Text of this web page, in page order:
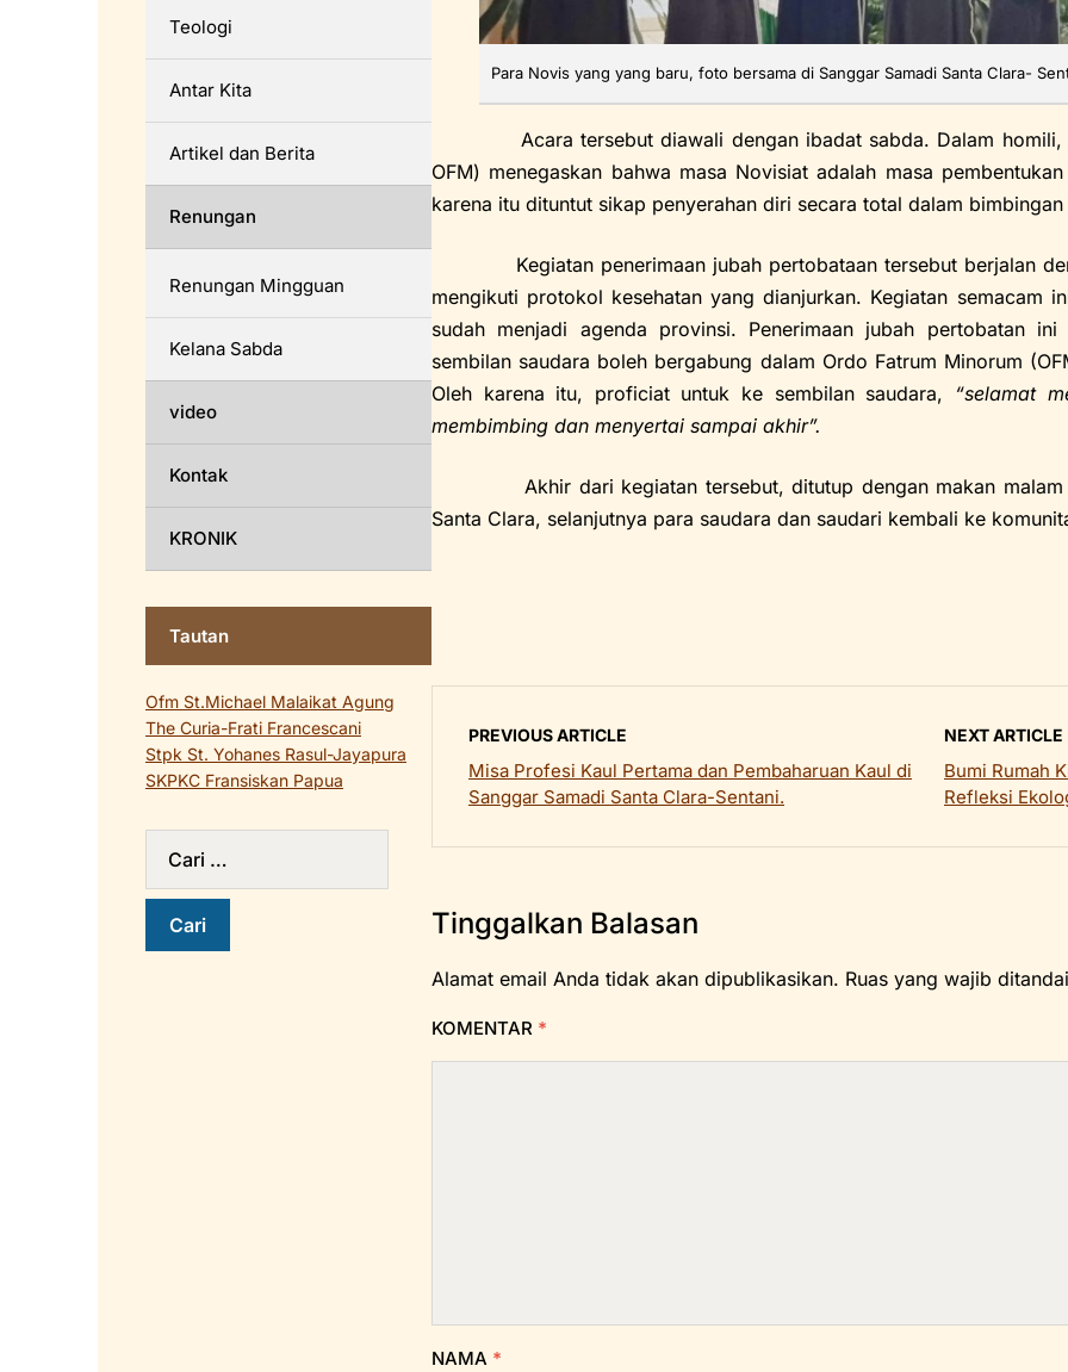
Para Novis yang yang baru, foto bersama di Sanggar Samadi Santa Clara-
Acara tersebut diawali dengan ibadat sabda. Dalam homili,
OFM) menegaskan bahwa masa Novisiat adalah masa
karena itu dituntut sikap penyerahan diri secara total dalam bimbingan
Kegiatan penerimaan jubah pertobataan tersebut berjalan
mengikuti protokol kesehatan yang dianjurkan. Kegiatan semacam
sudah menjadi agenda provinsi. Penerimaan jubah pertobatan
sembilan saudara boleh bergabung dalam Ordo Fatrum Minorum
Oleh karena itu, proficiat untuk ke sembilan saudara,
“selamat
membimbing dan menyertai sampai akhir”.
Akhir dari kegiatan tersebut, ditutup dengan makan malam
Santa Clara, selanjutnya para saudara dan saudari kembali ke
PREVIOUS ARTICLE
Misa Profesi Kaul Pertama dan Pembaharuan Kaul di
Sanggar Samadi Santa Clara-Sentani.
NEXT ARTICLE
Bumi Rumah
Refleksi
Tinggalkan Balasan
Alamat email Anda tidak akan dipublikasikan. Ruas yang wajib ditandai
KOMENTAR *
NAMA *
Teologi
Antar Kita
Artikel dan Berita
Renungan
Renungan Mingguan
Kelana Sabda
video
Kontak
KRONIK
Tautan
Ofm St.Michael Malaikat Agung
The Curia-Frati Francescani
Stpk St. Yohanes Rasul-Jayapura
SKPKC Fransiskan Papua